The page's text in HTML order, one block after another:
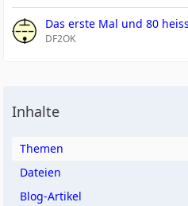
Das erste Mal und 80
DF2OK
Inhalte
Themen
Dateien
Blog-Artikel